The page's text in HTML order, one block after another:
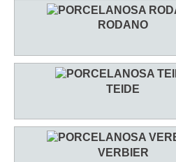
RODANO
TEIDE
VERBIER